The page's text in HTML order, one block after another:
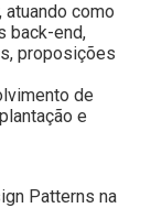
atuando como
back-end,
proposições
de
e
Patterns na